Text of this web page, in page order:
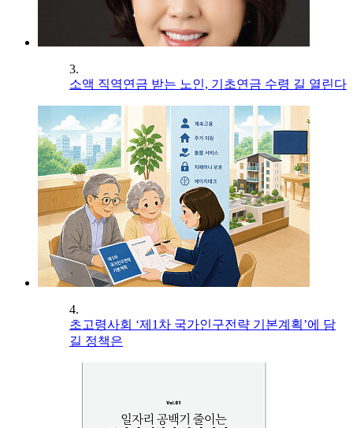
3.
소액 직역연금 받는 노인, 기초연금 수령 길 열린다
4.
초고령사회 ‘제1차 국가인구전략 기본계획’에 담
길 정책은